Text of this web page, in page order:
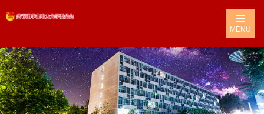
MENU